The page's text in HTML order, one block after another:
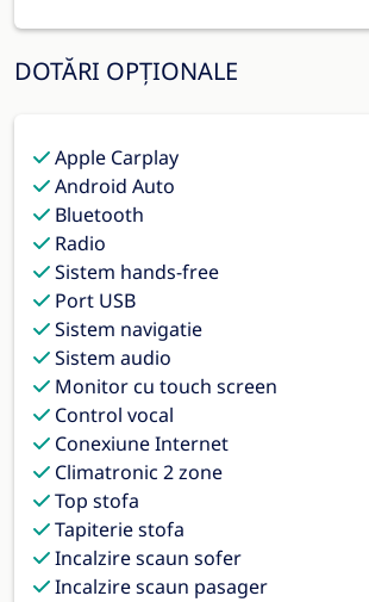
DOTĂRI OPȚIONALE
Apple Carplay
Android Auto
Bluetooth
Radio
Sistem hands-free
Port USB
Sistem navigatie
Sistem audio
Monitor cu touch screen
Control vocal
Conexiune Internet
Climatronic 2 zone
Top stofa
Tapiterie stofa
Incalzire scaun sofer
Incalzire scaun pasager